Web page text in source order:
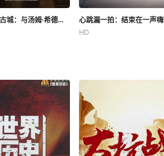
寻迹庞贝古城：与汤姆·希德勒斯顿同行
心跳漏一拍：结束在一声嗨
HD